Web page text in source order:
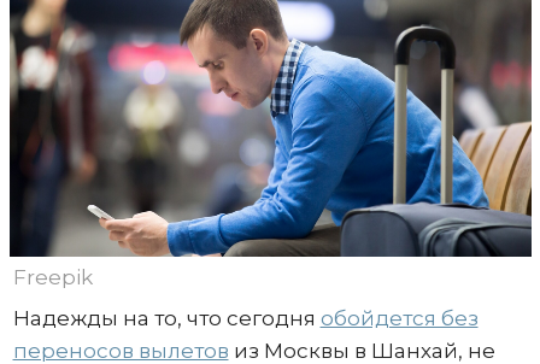
Freepik
Надежды на то, что сегодня обойдется без
переносов вылетов из Москвы в Шанхай, не